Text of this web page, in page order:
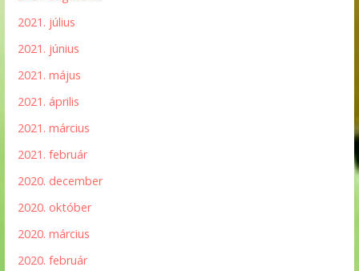
2021. július
2021. június
2021. május
2021. április
2021. március
2021. február
2020. december
2020. október
2020. március
2020. február